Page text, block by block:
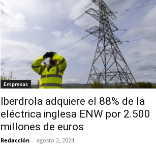
Empresas
Iberdrola adquiere el 88% de la
eléctrica inglesa ENW por 2.500
millones de euros
Redacción - agosto 2, 2024